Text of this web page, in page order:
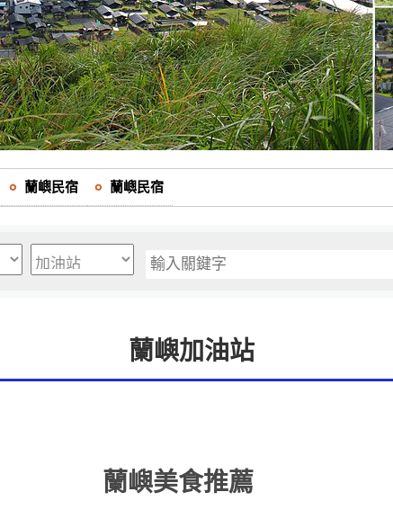
蘭嶼民宿 蘭嶼民宿
蘭嶼加油站
蘭嶼美食推薦